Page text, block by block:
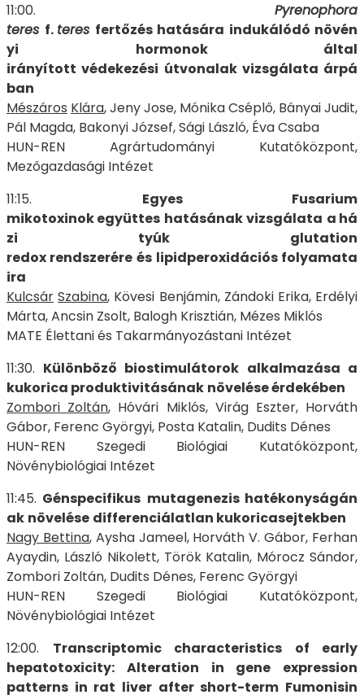
11:00. Pyrenophora
teres f. teres fertőzés hatására indukálódó növén
yi
hormonok által
irányított védekezési útvonalak vizsgálata árpá
ban
Mészáros Klára, Jeny Jose, Mónika Cséplő, Bányai Judit,
Pál Magda, Bakonyi József, Sági László, Éva Csaba
HUN-REN Agrártudományi Kutatóközpont,
Mezőgazdasági Intézet
11:15. Egyes Fusarium
mikotoxinokegyüttes hatásánakvizsgálata a há
zi
tyúk
glutation
redox rendszerére és lipidperoxidációs folyamata
ira
Kulcsár Szabina, Kövesi Benjámin, Zándoki Erika, Erdélyi
Márta, Ancsin Zsolt, Balogh Krisztián, Mézes Miklós
MATE Élettani és Takarmányozástani Intézet
11:30. Különböző biostimulátorok alkalmazása a
kukorica produktivitásának növelése érdekében
Zombori Zoltán, Hóvári Miklós, Virág Eszter, Horváth
Gábor, Ferenc Györgyi, Posta Katalin, Dudits Dénes
HUN-REN Szegedi Biológiai Kutatóközpont,
Növénybiológiai Intézet
11:45. Génspecifikus mutagenezis hatékonyságán
ak növelése differenciálatlan kukoricasejtekben
Nagy Bettina, Aysha Jameel, Horváth V. Gábor, Ferhan
Ayaydin, László Nikolett, Török Katalin, Mórocz Sándor,
Zombori Zoltán, Dudits Dénes, Ferenc Györgyi
HUN-REN Szegedi Biológiai Kutatóközpont,
Növénybiológiai Intézet
12:00. Transcriptomic characteristics of early
hepatotoxicity: Alteration in gene expression
patterns in rat liver after short-term Fumonisin